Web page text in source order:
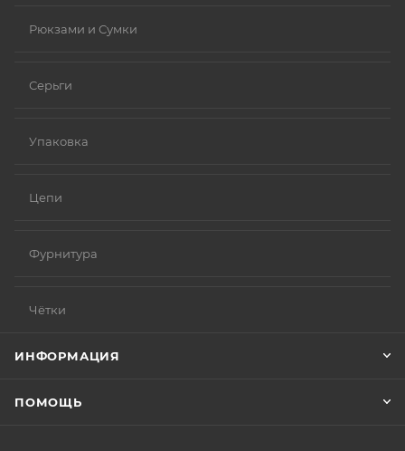
Рюкзами и Сумки
Серьги
Упаковка
Цепи
Фурнитура
Чётки
ИНФОРМАЦИЯ
ПОМОЩЬ